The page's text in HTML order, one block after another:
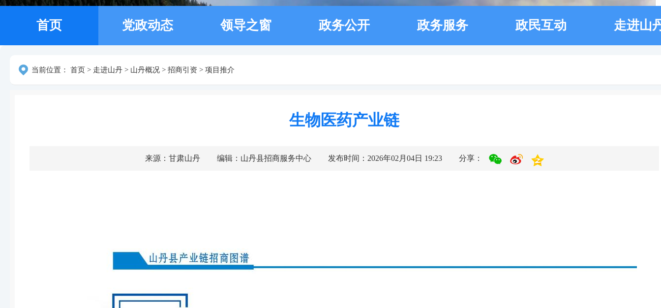
首页 党政动态 领导之窗 政务公开 政务服务 政民互动 走进山
当前位置： 首页 > 走进山丹 > 山丹概况 > 招商引资 > 项目推介
生物医药产业链
来源：甘肃山丹 编辑：山丹县招商服务中心 发布时间：2026年02月04日 19:23 分享：